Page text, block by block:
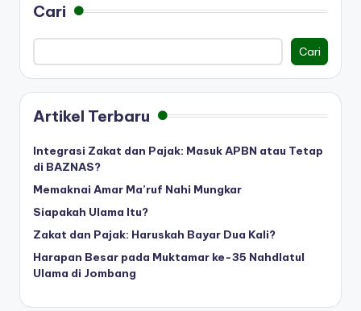
Cari
Cari
Artikel Terbaru
Integrasi Zakat dan Pajak: Masuk APBN atau Tetap
di BAZNAS?
Memaknai Amar Ma’ruf Nahi Mungkar
Siapakah Ulama Itu?
Zakat dan Pajak: Haruskah Bayar Dua Kali?
Harapan Besar pada Muktamar ke-35 Nahdlatul
Ulama di Jombang